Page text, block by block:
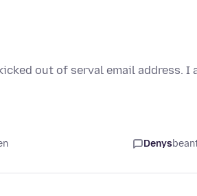
out of serval email address. I
Denys